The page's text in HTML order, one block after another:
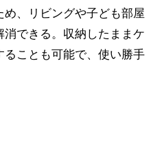
、リビングや子ども部屋
できる。収納したままケ
ことも可能で、使い勝手